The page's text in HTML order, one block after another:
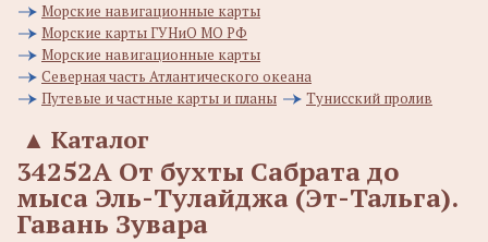
Морские навигационные карты
Морские карты ГУНиО МО РФ
Морские навигационные карты
Северная часть Атлантического океана
Путевые и частные карты и планы
Тунисский пролив
Каталог
▲
34252А От бухты Сабрата до
мыса Эль-Тулайджа (Эт-Тальга).
Гавань Зувара